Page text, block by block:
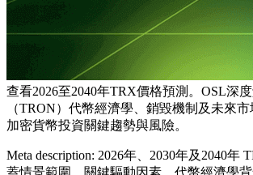
查看2026至2040年TRX價格預測。OSL深
（TRON）代幣經濟學、銷毀機制及未來
加密貨幣投資關鍵趨勢與風險。
Meta description: 2026年、2030年及2040年
蓋情景範圍、關鍵驅動因素、代幣經濟學